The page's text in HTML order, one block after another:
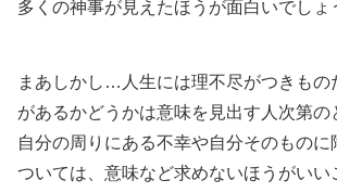
多くの神事が見えたほうが面白いでしょ
まあしかし…人生には理不尽がつきもの
があるかどうかは意味を見出す人次第の
自分の周りにある不幸や自分そのものに
ついては、意味など求めないほうがいい